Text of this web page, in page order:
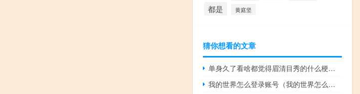
都是 黄庭坚
猜你想看的文章
单身久了看啥都觉得眉清目秀的什么梗？单身久了看啥都觉得眉清目秀的是什么意思什么梗
我的世界怎么登录账号（我的世界怎么登录）